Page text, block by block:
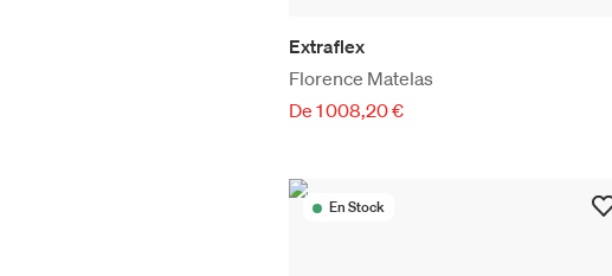
Extraflex
Florence Matelas
De 1 008,20 €
En Stock